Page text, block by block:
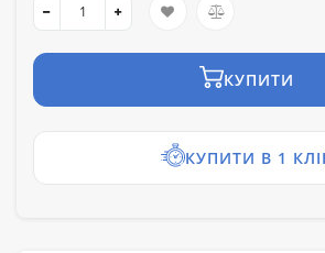
КУПИТИ
КУПИТИ В 1